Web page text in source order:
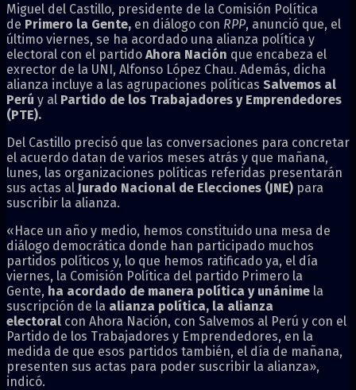
Miguel del Castillo, presidente de la Comisión Política
de Primero la Gente, en diálogo con RPP, anunció que, el
último viernes, se ha acordado una alianza política y
electoral con el partido Ahora Nación que encabeza el
exrector de la UNI, Alfonso López Chau. Además, dicha
alianza incluye a las agrupaciones políticas Salvemos al
Perú y al Partido de los Trabajadores y Emprendedores
(PTE).
Del Castillo precisó que las conversaciones para concretar
el acuerdo datan de varios meses atrás y que mañana,
lunes, las organizaciones políticas referidas presentarán
sus actas al Jurado Nacional de Elecciones (JNE) para
suscribir la alianza.
«Hace un año y medio, hemos constituido una mesa de
diálogo democrática donde han participado muchos
partidos políticos y, lo que hemos ratificado ya, el día
viernes, la Comisión Política del partido Primero la
Gente, ha acordado de manera política y unánime la
suscripción de la alianza política, la alianza
electoral con Ahora Nación, con Salvemos al Perú y con el
Partido de los Trabajadores y Emprendedores, en la
medida de que esos partidos también, el día de mañana,
presenten sus actas para poder suscribir la alianza»,
indicó.